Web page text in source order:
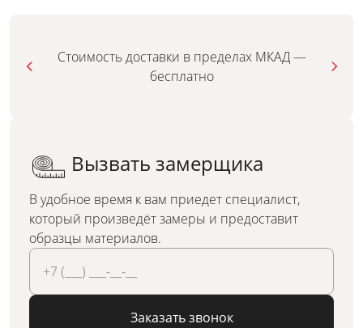
Стоимость доставки в пределах МКАД —
бесплатно
Вызвать замерщика
В удобное время к вам приедет специалист,
который произведёт замеры и предоставит
образцы материалов.
Заказать звонок